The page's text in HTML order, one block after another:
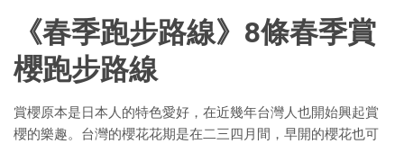
《春季跑步路線》8條春季賞
櫻跑步路線
賞櫻原本是日本人的特色愛好，在近幾年台灣人也開始興起賞
櫻的樂趣。台灣的櫻花花期是在二三四月間，早開的櫻花也可